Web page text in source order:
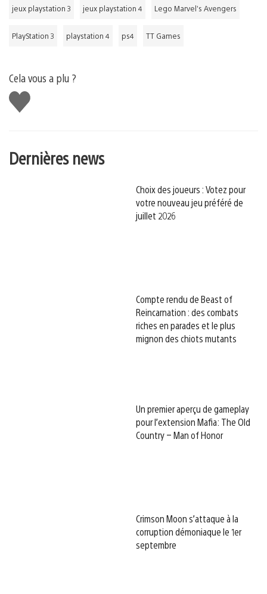
jeux playstation 3 jeux playstation 4 Lego Marvel’s Avengers
PlayStation 3 playstation 4 ps4 TT Games
Cela vous a plu ?
J'aime
Dernières news
Choix des joueurs : Votez pour
votre nouveau jeu préféré de
juillet 2026
Compte rendu de Beast of
Reincarnation : des combats
riches en parades et le plus
mignon des chiots mutants
Un premier aperçu de gameplay
pour l’extension Mafia: The Old
Country – Man of Honor
Crimson Moon s’attaque à la
corruption démoniaque le 1er
septembre